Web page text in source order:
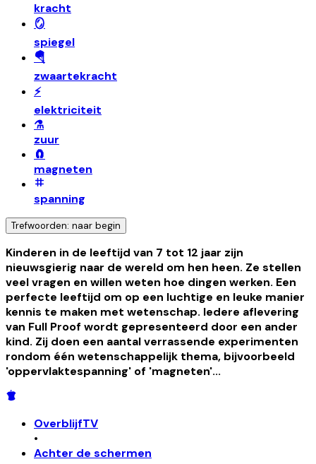
kracht
🪞
spiegel
🪂
zwaartekracht
⚡
elektriciteit
⚗️
zuur
🧲
magneten
spanning
Trefwoorden: naar begin
Kinderen in de leeftijd van 7 tot 12 jaar zijn
nieuwsgierig naar de wereld om hen heen. Ze stellen
veel vragen en willen weten hoe dingen werken. Een
perfecte leeftijd om op een luchtige en leuke manier
kennis te maken met wetenschap. Iedere aflevering
van Full Proof wordt gepresenteerd door een ander
kind. Zij doen een aantal verrassende experimenten
rondom één wetenschappelijk thema, bijvoorbeeld
'oppervlaktespanning' of 'magneten'...
OverblijfTV
•
Achter de schermen